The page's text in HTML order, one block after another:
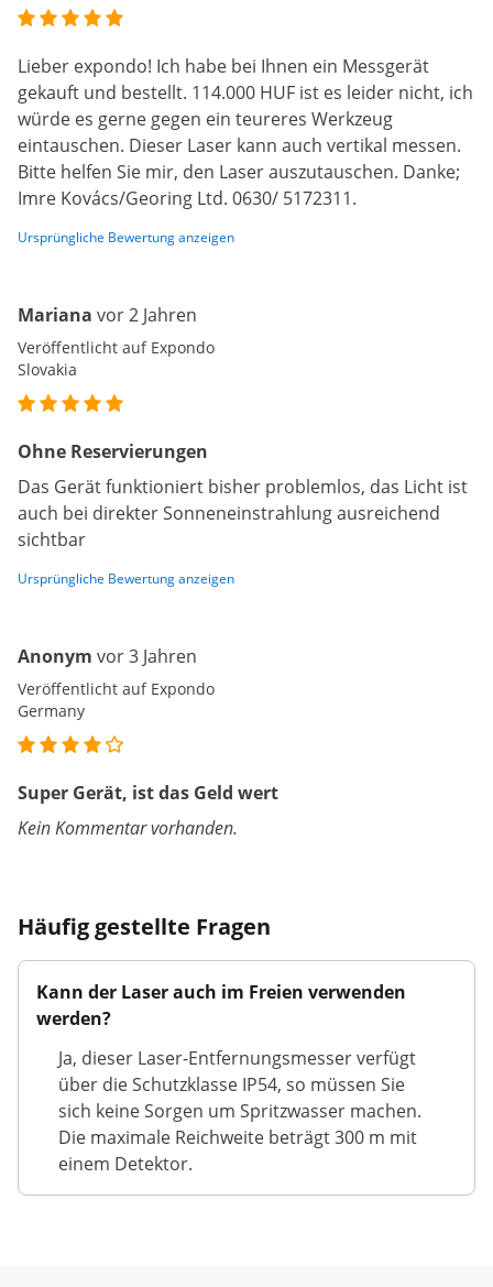
Lieber expondo! Ich habe bei Ihnen ein Messgerät
gekauft und bestellt. 114.000 HUF ist es leider nicht, ich
würde es gerne gegen ein teureres Werkzeug
eintauschen. Dieser Laser kann auch vertikal messen.
Bitte helfen Sie mir, den Laser auszutauschen. Danke;
Imre Kovács/Georing Ltd. 0630/ 5172311.
Ursprüngliche Bewertung anzeigen
Mariana vor 2 Jahren
Veröffentlicht auf Expondo
Slovakia
Ohne Reservierungen
Das Gerät funktioniert bisher problemlos, das Licht ist
auch bei direkter Sonneneinstrahlung ausreichend
sichtbar
Ursprüngliche Bewertung anzeigen
Anonym vor 3 Jahren
Veröffentlicht auf Expondo
Germany
Super Gerät, ist das Geld wert
Kein Kommentar vorhanden.
Häufig gestellte Fragen
Kann der Laser auch im Freien verwenden
werden?
Ja, dieser Laser-Entfernungsmesser verfügt
über die Schutzklasse IP54, so müssen Sie
sich keine Sorgen um Spritzwasser machen.
Die maximale Reichweite beträgt 300 m mit
einem Detektor.